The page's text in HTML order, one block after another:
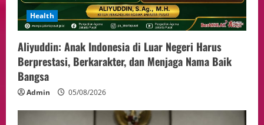
Health
Aliyuddin: Anak Indonesia di Luar Negeri Harus
Berprestasi, Berkarakter, dan Menjaga Nama Baik
Bangsa
Admin 05/08/2026